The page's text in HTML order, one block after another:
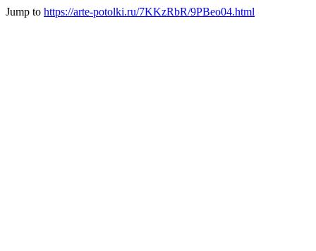
Jump to https://arte-potolki.ru/7KKzRbR/9PBeo04.html